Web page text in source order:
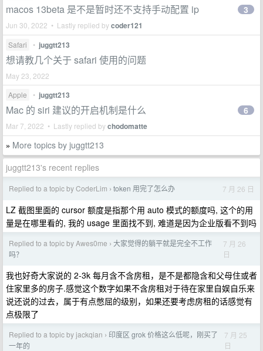
macos 13beta 是不是暂时还不支持手动配置 ip
Jun 30, 2022 • Lastly replied bycoder121
3
Safari • juggtt213
想请教几个关于 safari 使用的问题
May 23, 2022
Apple
• juggtt213
Mac 的 siri 建议的开启机制是什么
Mar 7, 2022 • Lastly replied bychodomatte
6
» More topics by juggtt213
juggtt213's recent replies
Replied to a topic by CoderLim › token 用完了怎么办 7 月 26 日
LZ 截图里面的 cursor 额度是指那个用 auto 模式的额度吗, 这个的用
量是在哪里看的, 我的 usage 里面找不到, 难道是因为企业版看不到吗
Replied to a topic by Awes0me › 大家觉得的躺平就是完全不工作
吗？
7 月 26
日
我也好奇大家说的 2-3k 每月含不含房租，是不是都隐含和父母住或者
住家里多的房子.感觉这个数字如果不含房租对于待在家里自娱自乐来
说还说的过去，属于有点憋屈的级别，如果还要考虑房租的话感觉有
点极限了
Replied to a topic by jackqian › 印度区 grok 价格这么低呢，刚买了
一年的
7 月 25
日